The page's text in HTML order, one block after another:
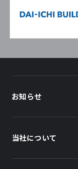
お知らせ
当社について